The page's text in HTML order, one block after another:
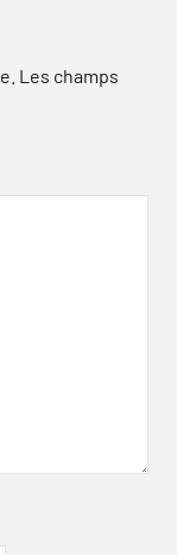
Les champs